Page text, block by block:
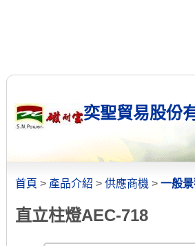
奕聖貿易股份
首頁 > 產品介紹 > 供應商機 > 一般
直立柱燈AEC-718